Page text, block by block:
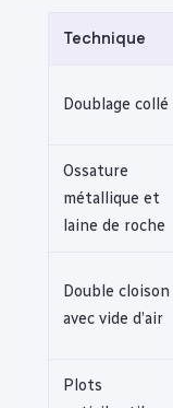
Technique
Doublage collé
Ossature
métallique et
laine de roche
Double cloison
avec vide d’air
Plots